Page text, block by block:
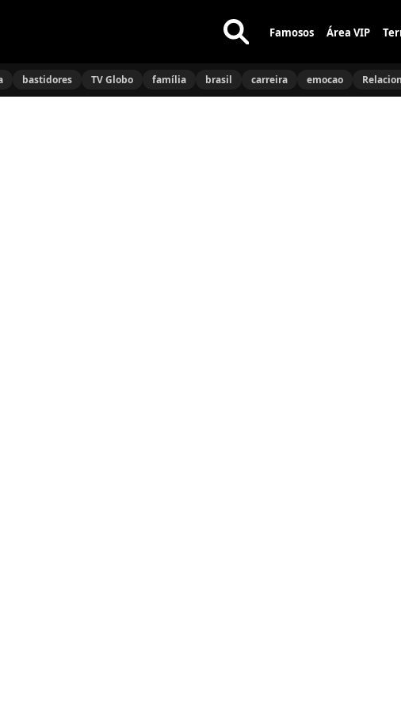
Buscar
no
Famosos Área VIP
bastidores TV Globo família brasil carreira emocao